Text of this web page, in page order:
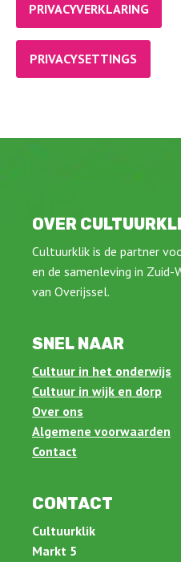
PRIVACYVERKLARING
PRIVACYSETTINGS
OVER
Cultuurklik is de partner
en de samenleving in Zuid-
van Overijssel.
SNEL NAAR
Cultuur in het onderwijs
Cultuur in wijk en dorp
Over ons
Algemene voorwaarden
Contact
CONTACT
Cultuurklik
Markt 5